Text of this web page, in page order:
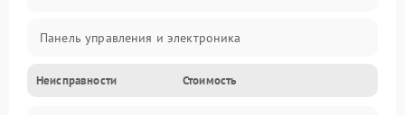
Панель управления и электроника
Дверца и корпус
Неисправности Стоимость